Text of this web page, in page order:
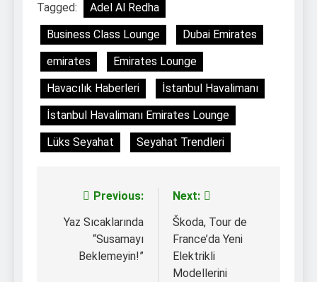
Tagged:
Adel Al Redha
Business Class Lounge
Dubai Emirates
emirates
Emirates Lounge
Havacılık Haberleri
İstanbul Havalimanı
İstanbul Havalimanı Emirates Lounge
Lüks Seyahat
Seyahat Trendleri
gezinmesi
Previous:
Yaz Sıcaklarında
“Susamayı
Beklemeyin!”
Next:
Škoda, Tour de
France’da Yeni
Elektrikli
Modellerini